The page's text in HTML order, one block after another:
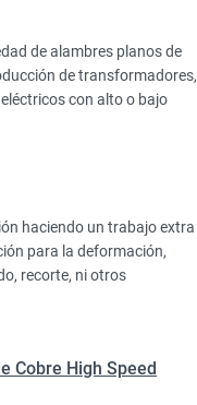
de alambres planos de
de transformadores,
con alto o bajo
haciendo un trabajo extra
para la deformación,
recorte, ni otros
Cobre High Speed